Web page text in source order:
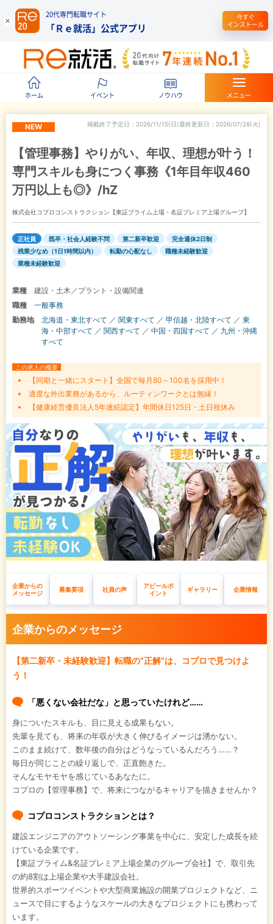
20代専門転職サイト
「Ｒｅ就活」公式アプリ
今すぐ
インストール
ホーム イベント ノウハウ メニュー
NEW 最終更新日 2026/07/28(火)
掲載終了予定日 2026/11/15(日)
【管理事務】やりがい、年収、理想が叶う！
専門スキルも身につく事務《1年目年収460
万円以上も◎》/hZ
株式会社コプロコンストラクション【東証プライム上場・名証プレミア上場グループ】
正社員 既卒・社会人経験不問 第二新卒歓迎
完全週休2日制
残業少なめ（1日1時間以内）
転勤の心配なし
職種未経験歓迎
業種未経験歓迎
業種
建設・土木／プラント・設備関連
職種
一般事務
勤務地
北海道・東北すべて ／ 関東すべて ／ 甲信越・北陸すべて ／ 東
海・中部すべて ／ 関西すべて ／ 中国・四国すべて ／ 九州・沖縄
すべて
この求人の概要
【同期と一緒にスタート】全国で毎月80～100名を採用中！
適度な外出業務があるから、ルーティンワークとは無縁！
【健康経営優良法人5年連続認定】年間休日125日・土日祝休み
企業からの
メッセージ
募集要項 社員の声
アピールポ
イント
ギャラリー 企業情報
企業からのメッセージ
【第二新卒・未経験歓迎】転職の“正解”は、コプロで見つけよ
う！
「悪くない会社だな」と思っていたけれど……
身についたスキルも、目に見える成果もない。
先輩を見ても、将来の年収が大きく伸びるイメージは湧かない。
このまま続けて、数年後の自分はどうなっているんだろう……？
毎日が同じことの繰り返しで、正直飽きた。
そんなモヤモヤを感じているあなたに。
コプロの【管理事務】で、将来につながるキャリアを描きませんか？
コプロコンストラクションとは？
建設エンジニアのアウトソーシング事業を中心に、安定した成長を続
けている企業です。
【東証プライム&名証プレミア上場企業のグループ会社】で、取引先
の約8割は上場企業や大手建設会社。
世界的スポーツイベントや大型商業施設の開業プロジェクトなど、ニ
ュースで目にするようなスケールの大きなプロジェクトにも携わって
います。